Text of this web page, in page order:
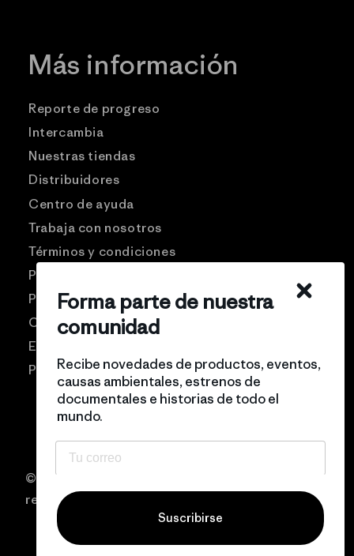
Más información
Reporte de progreso
Intercambia
Nuestras tiendas
Distribuidores
Centro de ayuda
Trabaja con nosotros
Términos y condiciones
Patagonia USA
Preguntas frecuentes
Comunidad Pro
Eventos
Politicas de privacidad
© 2026 Patagonia Chile Todos los derechos
reservados
Forma parte de nuestra
comunidad
Recibe novedades de productos, eventos,
causas ambientales, estrenos de
documentales e historias de todo el
mundo.
Suscribirse